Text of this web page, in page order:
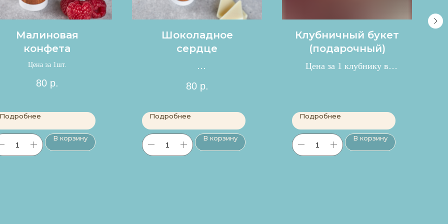
Малиновая
конфета
Цена за 1шт.
80 р.
Подробнее
В корзину
Шоколадное
сердце
80 р.
Подробнее
В корзину
Клубничный букет
(подарочный)
Цена за 1 клубнику в
Подробнее
В корзину